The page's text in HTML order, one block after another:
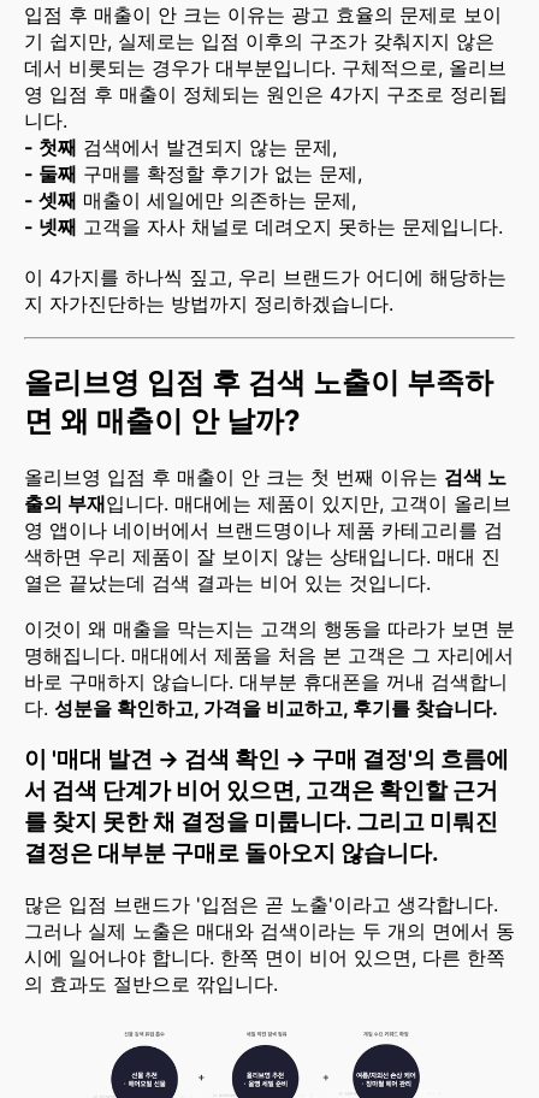
입점 후 매출이 안 크는 이유는 광고 효율의 문제로 보이
기 쉽지만, 실제로는 입점 이후의 구조가 갖춰지지 않은
데서 비롯되는 경우가 대부분입니다. 구체적으로, 올리브
영 입점 후 매출이 정체되는 원인은 4가지 구조로 정리됩
니다.
- 첫째 검색에서 발견되지 않는 문제,
- 둘째 구매를 확정할 후기가 없는 문제,
- 셋째 매출이 세일에만 의존하는 문제,
- 넷째 고객을 자사 채널로 데려오지 못하는 문제입니다.
이 4가지를 하나씩 짚고, 우리 브랜드가 어디에 해당하는
지 자가진단하는 방법까지 정리하겠습니다.
올리브영 입점 후 검색 노출이 부족하
면 왜 매출이 안 날까?
올리브영 입점 후 매출이 안 크는 첫 번째 이유는 검색 노
출의 부재입니다. 매대에는 제품이 있지만, 고객이 올리브
영 앱이나 네이버에서 브랜드명이나 제품 카테고리를 검
색하면 우리 제품이 잘 보이지 않는 상태입니다. 매대 진
열은 끝났는데 검색 결과는 비어 있는 것입니다.
이것이 왜 매출을 막는지는 고객의 행동을 따라가 보면 분
명해집니다. 매대에서 제품을 처음 본 고객은 그 자리에서
바로 구매하지 않습니다. 대부분 휴대폰을 꺼내 검색합니
다. 성분을 확인하고, 가격을 비교하고, 후기를 찾습니다.
이 '매대 발견 → 검색 확인 → 구매 결정'의 흐름에
서 검색 단계가 비어 있으면, 고객은 확인할 근거
를 찾지 못한 채 결정을 미룹니다. 그리고 미뤄진
결정은 대부분 구매로 돌아오지 않습니다.
많은 입점 브랜드가 '입점은 곧 노출'이라고 생각합니다.
그러나 실제 노출은 매대와 검색이라는 두 개의 면에서 동
시에 일어나야 합니다. 한쪽 면이 비어 있으면, 다른 한쪽
의 효과도 절반으로 깎입니다.